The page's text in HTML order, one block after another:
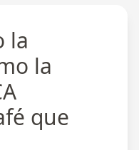
la
la
que